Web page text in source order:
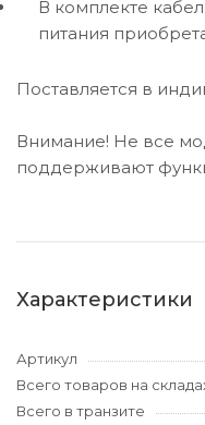
В комплекте
питания
Поставляется в
Внимание! Не все
поддерживают
Характеристики
Артикул
Всего товаров на
Всего в транзите